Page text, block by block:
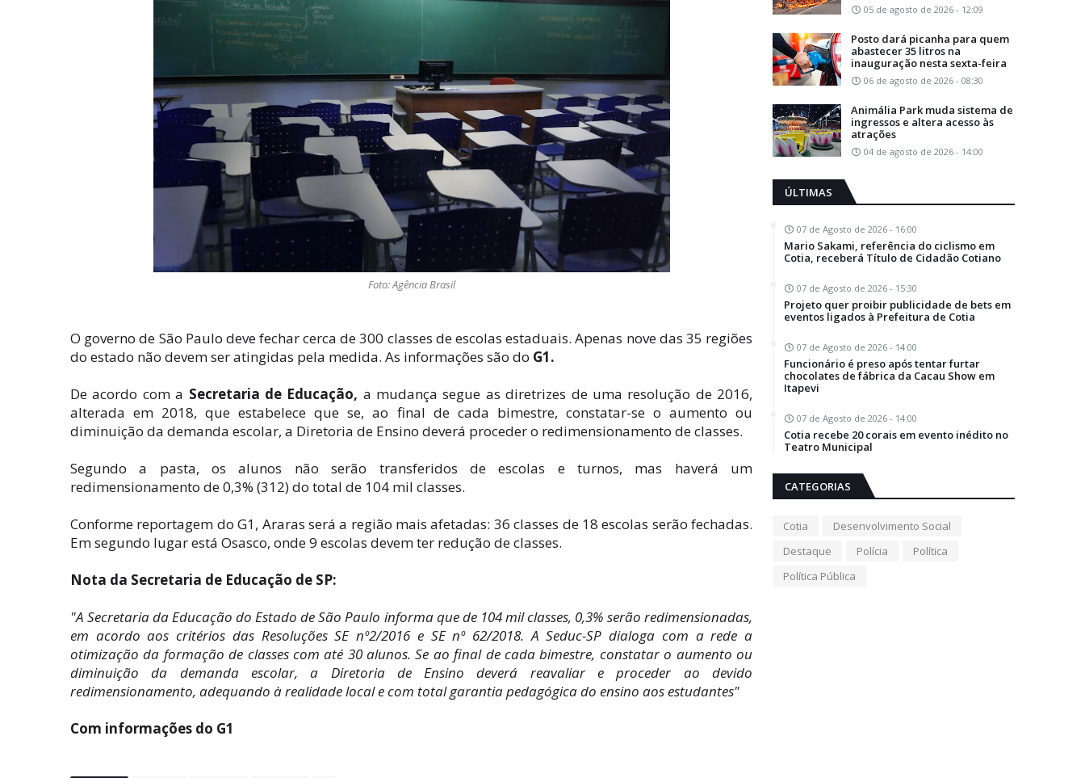
Foto: Agência Brasil
O governo de São Paulo deve fechar cerca de 300 classes de escolas estaduais. Apenas nove das 35 regiões
do estado não devem ser atingidas pela medida. As informações são do G1.
De acordo com a Secretaria de Educação, a mudança segue as diretrizes de uma resolução de 2016,
alterada em 2018, que estabelece que se, ao final de cada bimestre, constatar-se o aumento ou
diminuição da demanda escolar, a Diretoria de Ensino deverá proceder o redimensionamento de classes.
Segundo a pasta, os alunos não serão transferidos de escolas e turnos, mas haverá um
redimensionamento de 0,3% (312) do total de 104 mil classes.
Conforme reportagem do G1, Araras será a região mais afetadas: 36 classes de 18 escolas serão fechadas.
Em segundo lugar está Osasco, onde 9 escolas devem ter redução de classes.
Nota da Secretaria de Educação de SP:
"A Secretaria da Educação do Estado de São Paulo informa que de 104 mil classes, 0,3% serão redimensionadas,
em acordo aos critérios das Resoluções SE nº2/2016 e SE nº 62/2018. A Seduc-SP dialoga com a rede a
otimização da formação de classes com até 30 alunos. Se ao final de cada bimestre, constatar o aumento ou
diminuição da demanda escolar, a Diretoria de Ensino deverá reavaliar e proceder ao devido
redimensionamento, adequando à realidade local e com total garantia pedagógica do ensino aos estudantes"
Com informações do G1
05 de agosto de 2026 - 12:09
Posto dará picanha para quem
abastecer 35 litros na
inauguração nesta sexta-feira
06 de agosto de 2026 - 08:30
Animália Park muda sistema de
ingressos e altera acesso às
atrações
04 de agosto de 2026 - 14:00
ÚLTIMAS
07 de Agosto de 2026 - 16:00
Mario Sakami, referência do ciclismo em
Cotia, receberá Título de Cidadão Cotiano
07 de Agosto de 2026 - 15:30
Projeto quer proibir publicidade de bets em
eventos ligados à Prefeitura de Cotia
07 de Agosto de 2026 - 14:00
Funcionário é preso após tentar furtar
chocolates de fábrica da Cacau Show em
Itapevi
07 de Agosto de 2026 - 14:00
Cotia recebe 20 corais em evento inédito no
Teatro Municipal
CATEGORIAS
Cotia
Desenvolvimento Social
Destaque
Polícia
Política
Política Pública